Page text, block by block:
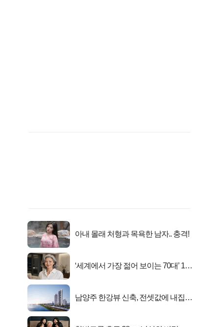
아내 몰래 처형과 목욕한 남자.. 충격!
‘세계에서 가장 젊어 보이는 70대’ 1위
남양주 한강뷰 신축, 전셋값에 내집마